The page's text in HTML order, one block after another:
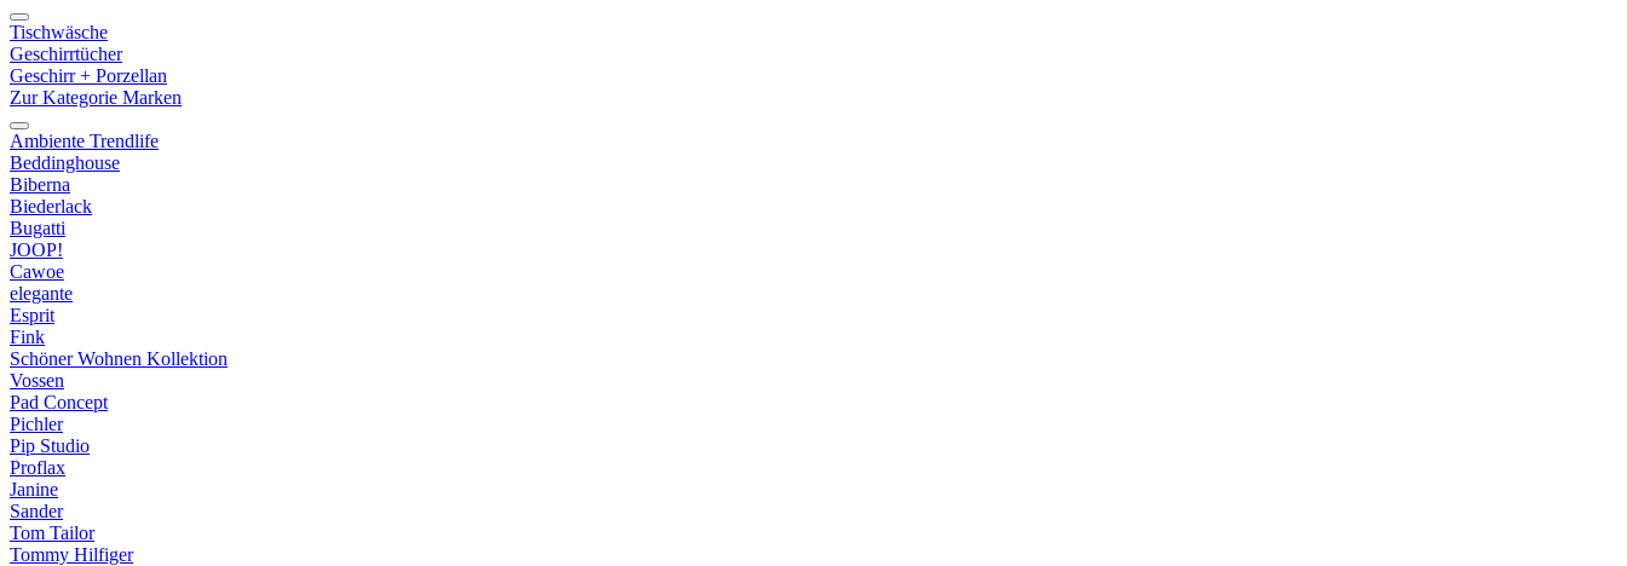
Tischwäsche
Geschirrtücher
Geschirr + Porzellan
Zur Kategorie Marken
Ambiente Trendlife
Beddinghouse
Biberna
Biederlack
Bugatti
JOOP!
Cawoe
elegante
Esprit
Fink
Schöner Wohnen Kollektion
Vossen
Pad Concept
Pichler
Pip Studio
Proflax
Janine
Sander
Tom Tailor
Tommy Hilfiger